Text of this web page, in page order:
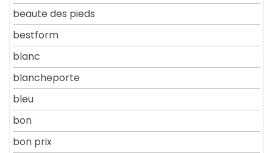
beaute des pieds
bestform
blanc
blancheporte
bleu
bon
bon prix